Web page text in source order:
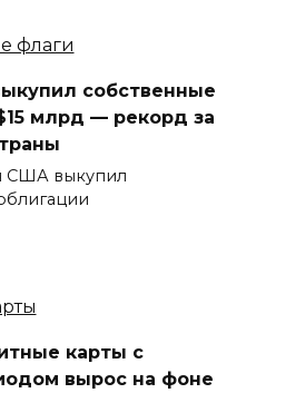
собственные
млрд — рекорд за
США выкупил
карты с
вырос на фоне